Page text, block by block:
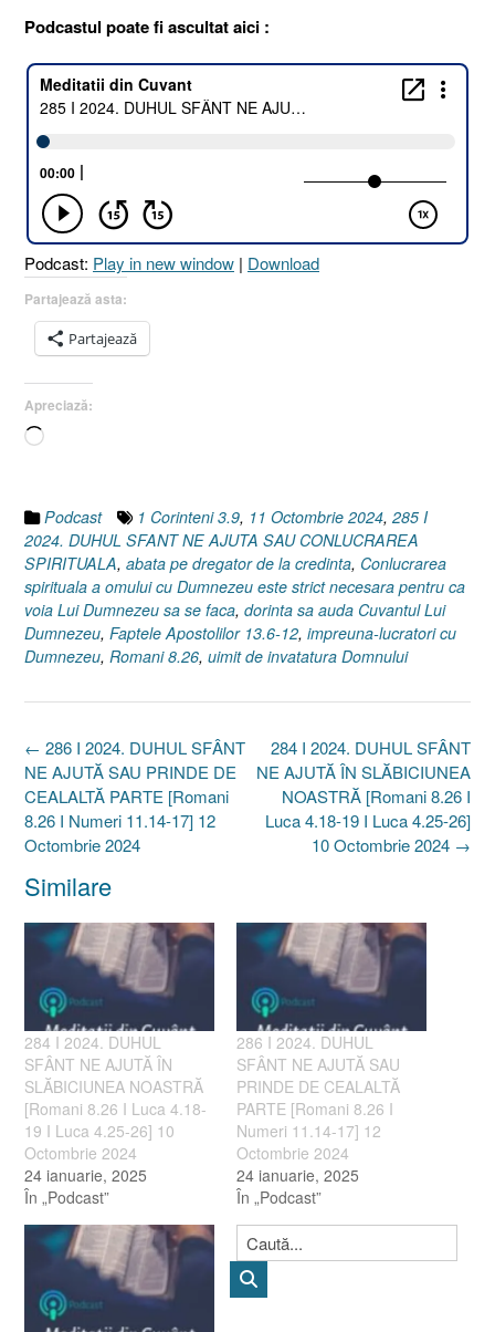
Podcastul poate fi ascultat aici :
Podcast: Play in new window | Download
Partajează asta:
Partajează
Apreciază:
Încarc...
Podcast 1 Corinteni 3.9, 11 Octombrie 2024, 285 I
2024. DUHUL SFANT NE AJUTA SAU CONLUCRAREA
SPIRITUALA, abata pe dregator de la credinta, Conlucrarea
spirituala a omului cu Dumnezeu este strict necesara pentru ca
voia Lui Dumnezeu sa se faca, dorinta sa auda Cuvantul Lui
Dumnezeu, Faptele Apostolilor 13.6-12, impreuna-lucratori cu
Dumnezeu, Romani 8.26, uimit de invatatura Domnului
Post
navigation
284 I 2024. DUHUL SFÂNT
NE AJUTĂ ÎN SLĂBICIUNEA
NOASTRĂ [Romani 8.26 I
Luca 4.18-19 I Luca 4.25-26]
10 Octombrie 2024 →
← 286 I 2024. DUHUL SFÂNT
NE AJUTĂ SAU PRINDE DE
CEALALTĂ PARTE [Romani
8.26 I Numeri 11.14-17] 12
Octombrie 2024
Similare
284 I 2024. DUHUL
SFÂNT NE AJUTĂ ÎN
SLĂBICIUNEA NOASTRĂ
[Romani 8.26 I Luca 4.18-
19 I Luca 4.25-26] 10
Octombrie 2024
24 ianuarie, 2025
În „Podcast”
286 I 2024. DUHUL
SFÂNT NE AJUTĂ SAU
PRINDE DE CEALALTĂ
PARTE [Romani 8.26 I
Numeri 11.14-17] 12
Octombrie 2024
24 ianuarie, 2025
În „Podcast”